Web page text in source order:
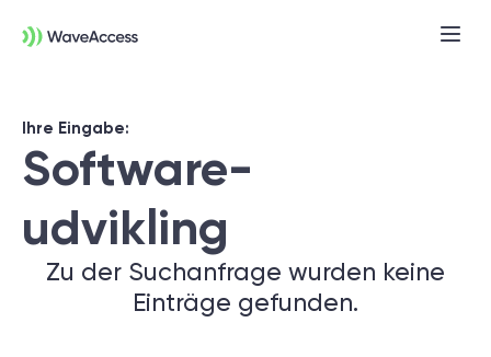
Ihre Eingabe:
Software-
udvikling
Zu der Suchanfrage wurden keine
Einträge gefunden.
Noch nicht sicher, was Sie